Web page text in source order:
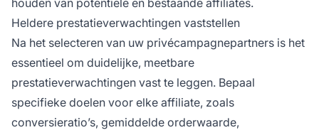
Heldere prestatieverwachtingen vaststellen
Na het selecteren van uw privécampagnepartners is het
essentieel om duidelijke, meetbare
prestatieverwachtingen vast te leggen. Bepaal
specifieke doelen voor elke affiliate, zoals
conversieratio’s, gemiddelde orderwaarde,